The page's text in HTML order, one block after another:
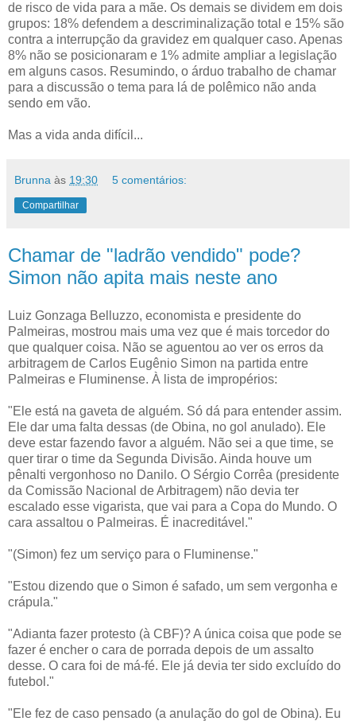
de risco de vida para a mãe. Os demais se dividem em dois
grupos: 18% defendem a descriminalização total e 15% são
contra a interrupção da gravidez em qualquer caso. Apenas
8% não se posicionaram e 1% admite ampliar a legislação
em alguns casos. Resumindo, o árduo trabalho de chamar
para a discussão o tema para lá de polêmico não anda
sendo em vão.
Mas a vida anda difícil...
Brunna às 19:30 5 comentários:
Compartilhar
Chamar de "ladrão vendido" pode?
Simon não apita mais neste ano
Luiz Gonzaga Belluzzo, economista e presidente do
Palmeiras, mostrou mais uma vez que é mais torcedor do
que qualquer coisa. Não se aguentou ao ver os erros da
arbitragem de Carlos Eugênio Simon na partida entre
Palmeiras e Fluminense. À lista de impropérios:
"Ele está na gaveta de alguém. Só dá para entender assim.
Ele dar uma falta dessas (de Obina, no gol anulado). Ele
deve estar fazendo favor a alguém. Não sei a que time, se
quer tirar o time da Segunda Divisão. Ainda houve um
pênalti vergonhoso no Danilo. O Sérgio Corrêa (presidente
da Comissão Nacional de Arbitragem) não devia ter
escalado esse vigarista, que vai para a Copa do Mundo. O
cara assaltou o Palmeiras. É inacreditável."
"(Simon) fez um serviço para o Fluminense."
"Estou dizendo que o Simon é safado, um sem vergonha e
crápula."
"Adianta fazer protesto (à CBF)? A única coisa que pode se
fazer é encher o cara de porrada depois de um assalto
desse. O cara foi de má-fé. Ele já devia ter sido excluído do
futebol."
"Ele fez de caso pensado (a anulação do gol de Obina). Eu